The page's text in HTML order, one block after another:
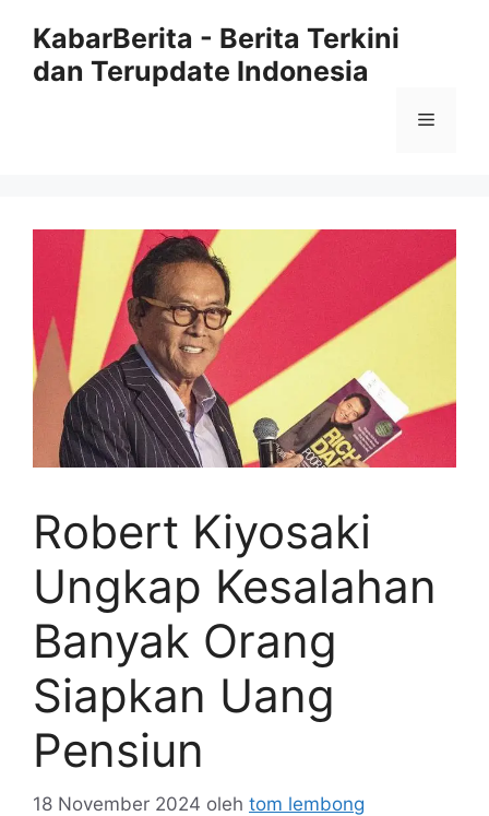
KabarBerita - Berita Terkini
dan Terupdate Indonesia
Menu
Robert Kiyosaki
Ungkap Kesalahan
Banyak Orang
Siapkan Uang
Pensiun
18 November 2024 oleh tom lembong